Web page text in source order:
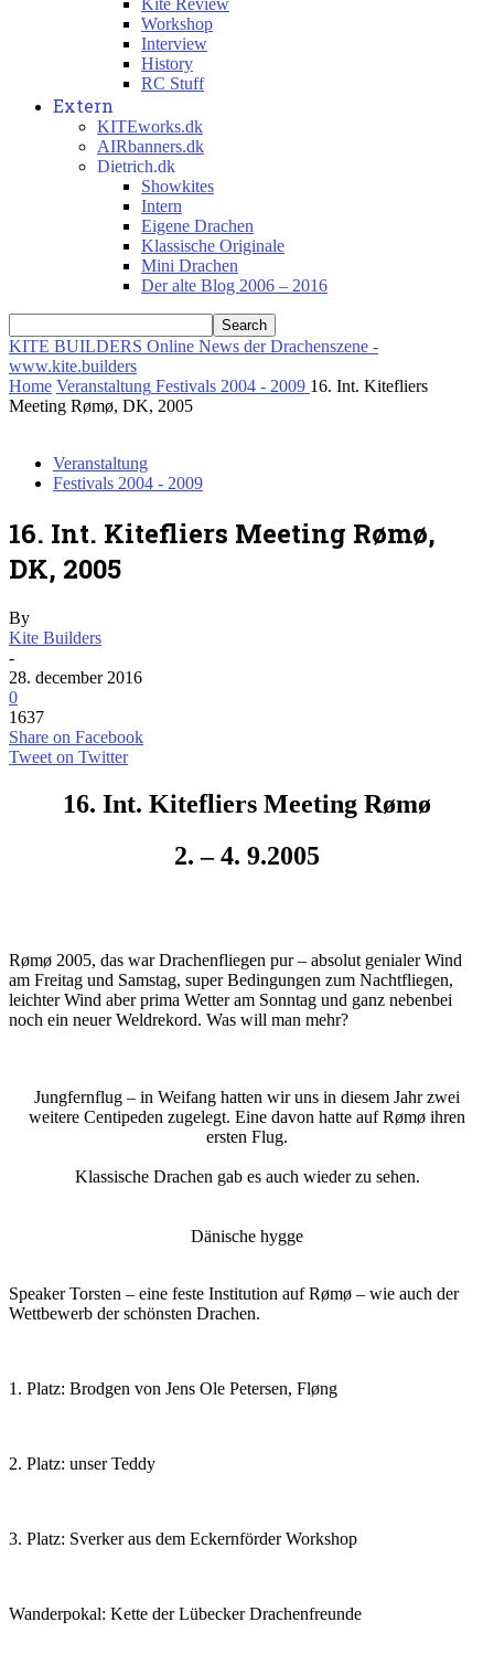
Kite Review
Workshop
Interview
History
RC Stuff
Extern
KITEworks.dk
AIRbanners.dk
Dietrich.dk
Showkites
Intern
Eigene Drachen
Klassische Originale
Mini Drachen
Der alte Blog 2006 – 2016
KITE BUILDERS Online News der Drachenszene -
www.kite.builders
Home Veranstaltung Festivals 2004 - 2009 16. Int. Kitefliers
Meeting Rømø, DK, 2005
Veranstaltung
Festivals 2004 - 2009
16. Int. Kitefliers Meeting Rømø,
DK, 2005
By
Kite Builders
-
28. december 2016
0
1637
Share on Facebook
Tweet on Twitter
16. Int. Kitefliers Meeting Rømø
2. – 4. 9.2005
Rømø 2005, das war Drachenfliegen pur – absolut genialer Wind
am Freitag und Samstag, super Bedingungen zum Nachtfliegen,
leichter Wind aber prima Wetter am Sonntag und ganz nebenbei
noch ein neuer Weldrekord. Was will man mehr?
Jungfernflug – in Weifang hatten wir uns in diesem Jahr zwei
weitere Centipeden zugelegt. Eine davon hatte auf Rømø ihren
ersten Flug.
Klassische Drachen gab es auch wieder zu sehen.
Dänische hygge
Speaker Torsten – eine feste Institution auf Rømø – wie auch der
Wettbewerb der schönsten Drachen.
1. Platz: Brodgen von Jens Ole Petersen, Fløng
2. Platz: unser Teddy
3. Platz: Sverker aus dem Eckernförder Workshop
Wanderpokal: Kette der Lübecker Drachenfreunde